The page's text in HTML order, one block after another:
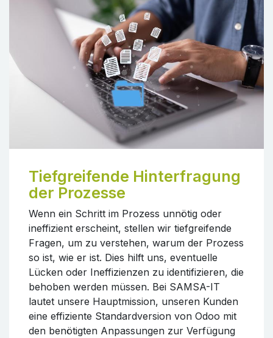
Tiefgreifende Hinterfragung
der Prozesse
Wenn ein Schritt im Prozess unnötig oder
ineffizient erscheint, stellen wir tiefgreifende
Fragen, um zu verstehen, warum der Prozess
so ist, wie er ist. Dies hilft uns, eventuelle
Lücken oder Ineffizienzen zu identifizieren, die
behoben werden müssen. Bei SAMSA-IT
lautet unsere Hauptmission, unseren Kunden
eine effiziente Standardversion von Odoo mit
den benötigten Anpassungen zur Verfügung